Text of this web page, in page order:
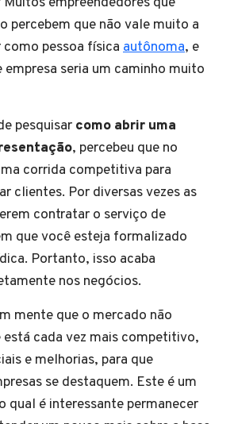
percebem que não vale muito a
como pessoa física autônoma, e
empresa seria um caminho muito
pesquisar como abrir uma
, percebeu que no
corrida competitiva para
clientes. Por diversas vezes as
contratar o serviço de
que você esteja formalizado
Portanto, isso acaba
nos negócios.
mente que o mercado não
está cada vez mais competitivo,
e melhorias, para que
se destaquem. Este é um
qual é interessante permanecer